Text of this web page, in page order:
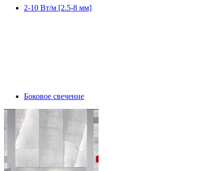
2-10 Вт/м [2.5-8 мм]
Боковое свечение